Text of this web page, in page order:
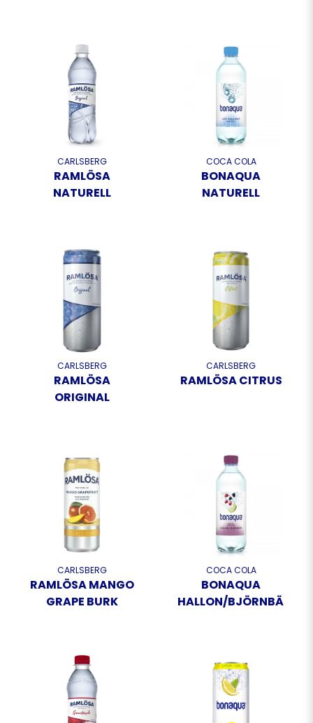
CARLSBERG
RAMLÖSA
NATURELL
COCA COLA
BONAQUA
NATURELL
CARLSBERG
RAMLÖSA
ORIGINAL
CARLSBERG
RAMLÖSA CITRUS
CARLSBERG
RAMLÖSA MANGO
GRAPE BURK
COCA COLA
BONAQUA
HALLON/BJÖRNBÄR